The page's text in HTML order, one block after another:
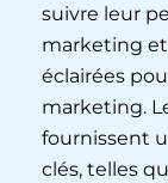
suivre leur
marketing
éclairées
marketing.
fournissent
clés, telles